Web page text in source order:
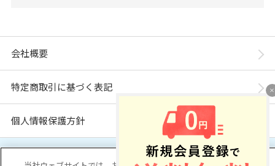
会社概要
特定商取引に基づく表記
個人情報保護方針
「ユニ・チャーム ダイレクトショップ」は、ユニ・チャーム株式会社が運営してい
ます。※当店に掲載されているコンテンツは、事前の許可が無い限り無断使用・複